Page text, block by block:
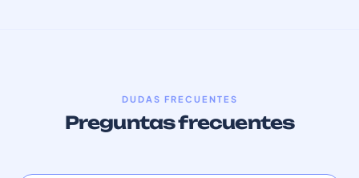
DUDAS FRECUENTES
Preguntas frecuentes